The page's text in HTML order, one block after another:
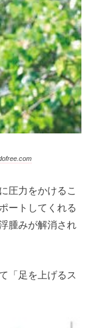
圧力をかけるこ
ートしてくれる
腫みが解消され
「足を上げるス